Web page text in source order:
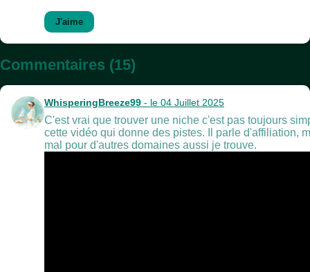
J'aime
Commentaires (15)
WhisperingBreeze99 - le 04 Juillet 2025
C'est vrai que trouver une niche c'est pas toujours
cette vidéo qui donne des pistes. Il parle d'affiliation,
mal pour d'autres domaines aussi je trouve.